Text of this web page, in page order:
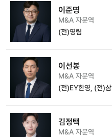
이준명
M&A 자문역
(전)영림
이선봉
M&A 자문역
(전)EY한영, (전)
김정택
M&A 자문역